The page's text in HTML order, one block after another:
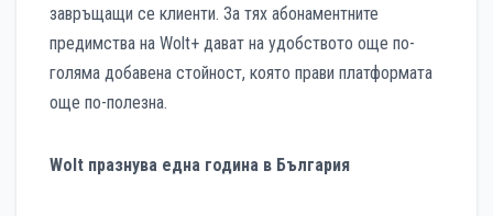
завръщащи се клиенти. За тях абонаментните
предимства на Wolt+ дават на удобството още по-
голяма добавена стойност, която прави платформата
още по-полезна.
Wolt празнува една година в България